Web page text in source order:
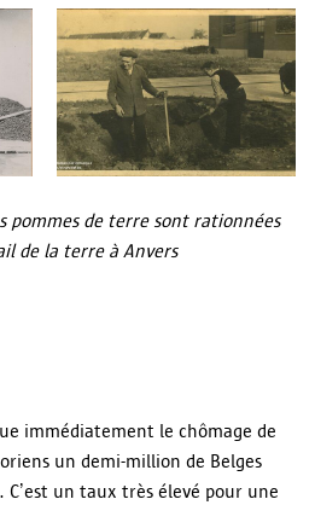
pommes de terre sont rationnées
de la terre à Anvers
immédiatement le chômage de
un demi-million de Belges
un taux très élevé pour une